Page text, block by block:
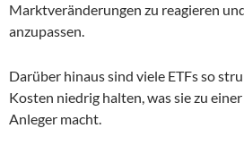
Marktveränderungen zu reagieren
anzupassen.
Darüber hinaus sind viele ETFs so
Kosten niedrig halten, was sie zu
Anleger macht.